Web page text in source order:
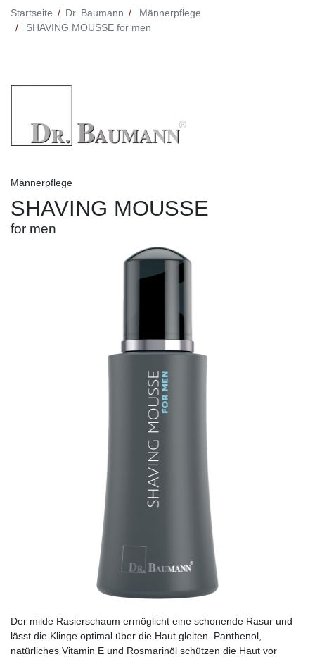
Startseite Dr. Baumann
Männerpflege
SHAVING MOUSSE for men
Männerpflege
SHAVING MOUSSE
for men
Der milde Rasierschaum ermöglicht eine schonende Rasur und
lässt die Klinge optimal über die Haut gleiten. Panthenol,
natürliches Vitamin E und Rosmarinöl schützen die Haut vor